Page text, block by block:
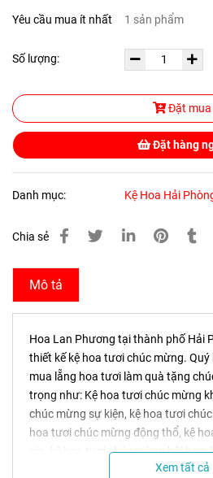
Yêu cầu mua ít nhất 1 sản phẩm
Số lượng:
Đặt mua
Đặt hàng
Danh mục: Kệ Hoa Hải
Chia sẻ
Mô tả
Hoa Lan Phương tại thành phố Hải
thiết kế kệ hoa tươi chúc mừng.
mua lẵng hoa tươi làm quà tặng
trọng như: Kệ hoa tươi chúc mừng
chúc mừng sự kiện, kệ hoa tươi
hoa tươi chúc mừng động thổ, kệ
gia, kệ hoa tươi chúc mừng hội họp,
lễ khai giảng, kệ hoa tươi chúcXem tất cả